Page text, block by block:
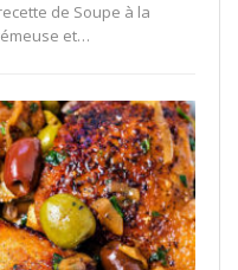
de Soupe à la
et…